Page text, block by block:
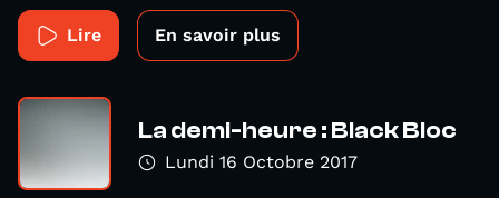
Lire En savoir plus
La demi-heure : Black Bloc
Lundi 16 Octobre 2017